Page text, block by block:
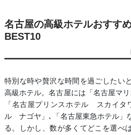
名古屋の高級ホテルおすす
BEST10
特別な時や贅沢な時間を過ごしたい
高級ホテル。名古屋には「名古屋マ
「名古屋プリンスホテル スカイ
ル ナゴヤ」､「名古屋東急ホテル」
る。しかし、数が多くてどこを選べ